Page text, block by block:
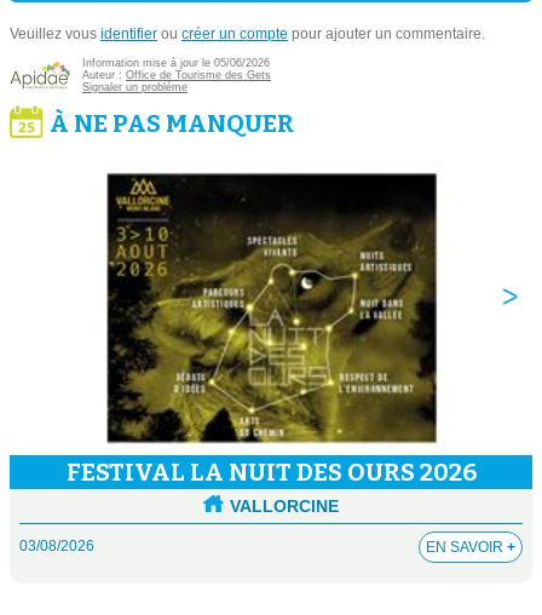
Veuillez vous identifier ou créer un compte pour ajouter un commentaire.
Information mise à jour le 05/06/2026
Auteur : Office de Tourisme des Gets
Signaler un problème
À NE PAS MANQUER
FESTIVAL LA NUIT DES OURS 2026
VALLORCINE
03/08/2026 EN SAVOIR +